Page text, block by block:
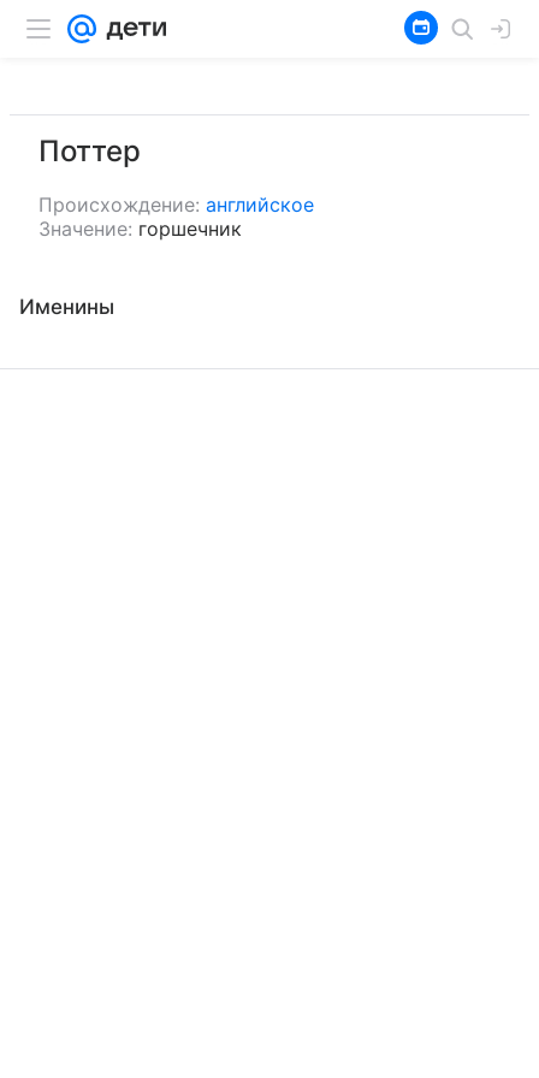
Поттер
Происхождение: английское
Значение: горшечник
Именины